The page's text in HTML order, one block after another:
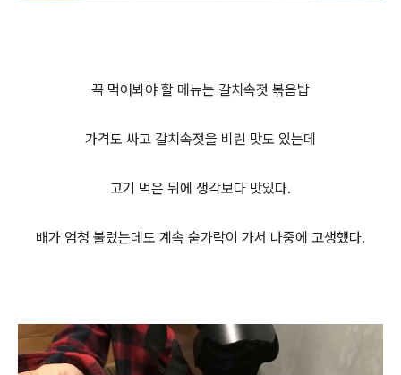
꼭 먹어봐야 할 메뉴는 갈치속젓 볶음밥
가격도 싸고 갈치속젓을 비린 맛도 있는데
고기 먹은 뒤에 생각보다 맛있다.
배가 엄청 불렀는데도 계속 숟가락이 가서 나중에 고생했다.